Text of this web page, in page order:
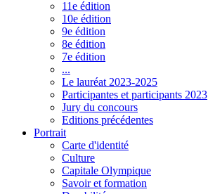
11e édition
10e édition
9e édition
8e édition
7e édition
...
Le lauréat 2023-2025
Participantes et participants 2023
Jury du concours
Editions précédentes
Portrait
Carte d'identité
Culture
Capitale Olympique
Savoir et formation